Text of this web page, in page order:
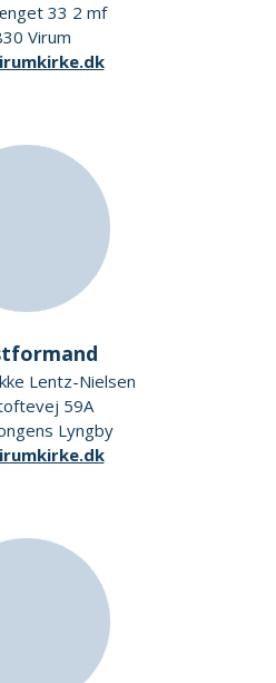
33 2 mf
Virum
Lentz-Nielsen
59A
Lyngby